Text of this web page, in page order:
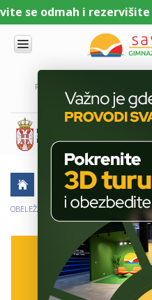
se odmah i rezervišite
PORTAL ZA UČENIKE
NAMA
KOMBINOVANI
PROGRAM
NACIONALNI
PROGRAM
PROGRAM
SAVREMENO
OBRAZOVANJE
ERASMUS+
AKTUELNO ŠKOLSKE PRIČE
OBELEŽAVANJE DANA SEĆANJA NA